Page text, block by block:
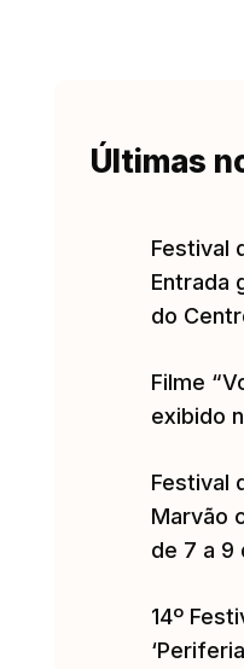
Últimas
Festival
Entrada
do
Filme
exibido
Festival
Marvão
de 7 a 9
14º